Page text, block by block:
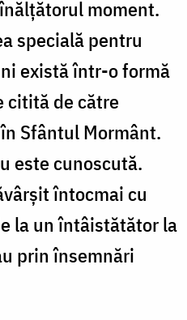
moment.
specială pentru
există într-o formă
citită de către
Sfântul Mormânt.
este cunoscută.
întocmai cu
la un întâistătător la
prin însemnări